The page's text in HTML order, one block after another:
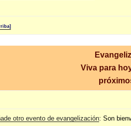
Viva para
otro evento de evangelización: Son